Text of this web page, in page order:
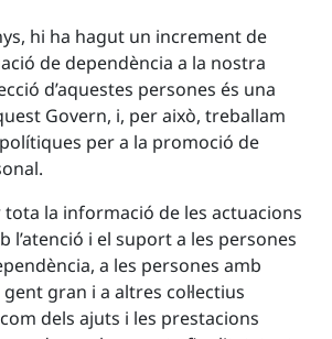
hi ha hagut un increment de
de dependència a la nostra
d’aquestes persones és una
Govern, i, per això, treballam
per a la promoció de
la informació de les actuacions
l’atenció i el suport a les persones
a les persones amb
gran i a altres col·lectius
dels ajuts i les prestacions